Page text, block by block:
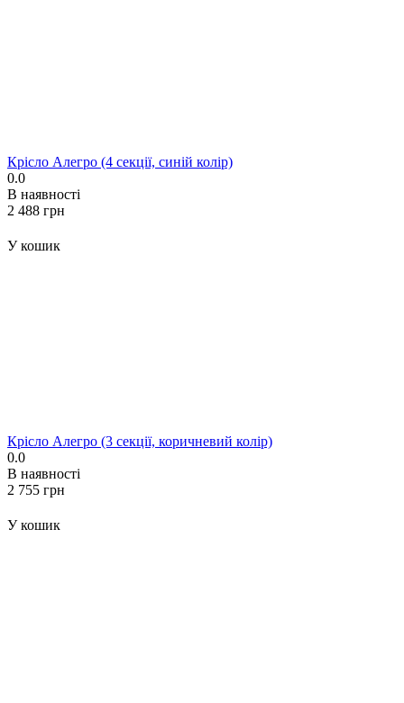
Крісло Алегро (4 секції, синій колір)
0.0
В наявності
‍2 488‍ грн
У кошик
Крісло Алегро (3 секції, коричневий колір)
0.0
В наявності
‍2 755‍ грн
У кошик